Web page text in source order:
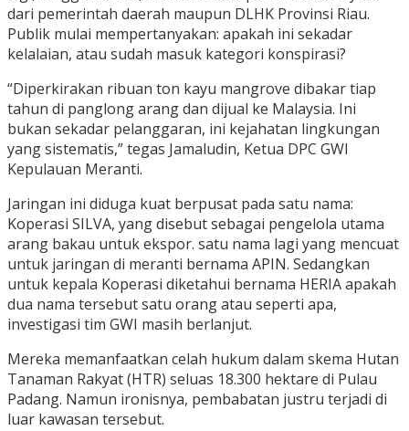
dari pemerintah daerah maupun DLHK Provinsi Riau.
Publik mulai mempertanyakan: apakah ini sekadar
kelalaian, atau sudah masuk kategori konspirasi?
“Diperkirakan ribuan ton kayu mangrove dibakar tiap
tahun di panglong arang dan dijual ke Malaysia. Ini
bukan sekadar pelanggaran, ini kejahatan lingkungan
yang sistematis,” tegas Jamaludin, Ketua DPC GWI
Kepulauan Meranti.
Jaringan ini diduga kuat berpusat pada satu nama:
Koperasi SILVA, yang disebut sebagai pengelola utama
arang bakau untuk ekspor. satu nama lagi yang mencuat
untuk jaringan di meranti bernama APIN. Sedangkan
untuk kepala Koperasi diketahui bernama HERIA apakah
dua nama tersebut satu orang atau seperti apa,
investigasi tim GWI masih berlanjut.
Mereka memanfaatkan celah hukum dalam skema Hutan
Tanaman Rakyat (HTR) seluas 18.300 hektare di Pulau
Padang. Namun ironisnya, pembabatan justru terjadi di
luar kawasan tersebut.